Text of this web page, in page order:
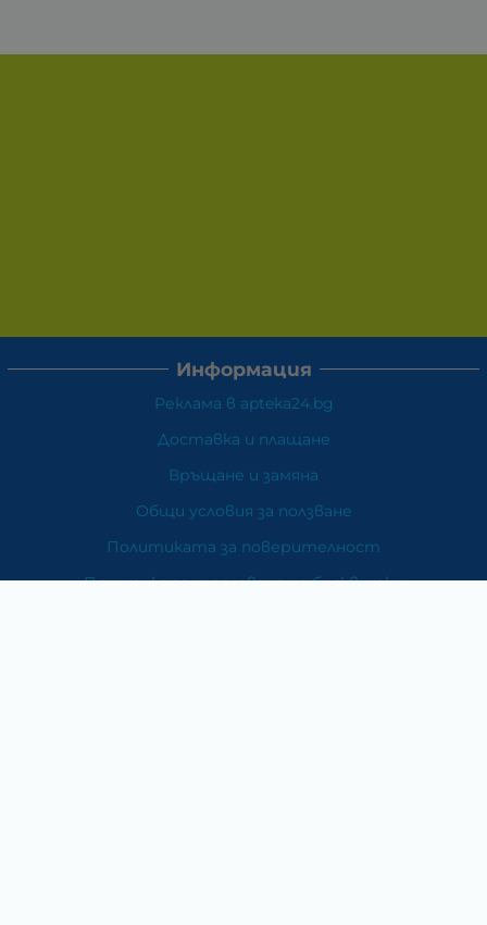
Информация
Реклама в apteka24.bg
Доставка и плащане
Връщане и замяна
Общи условия за ползване
Политиката за поверителност
Политика за използване на бисквитки